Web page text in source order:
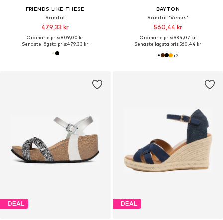
FRIENDS LIKE THESE
Sandal
479,33 kr
Ordinarie pris: 809,00 kr
Senaste lägsta pris:479,33 kr
BAYTON
Sandal 'Venus'
560,44 kr
Ordinarie pris: 934,07 kr
Senaste lägsta pris:560,44 kr
+2
DEAL DEAL